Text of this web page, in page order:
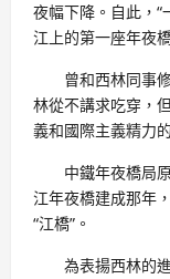
夜幅下降。自此，“
江上的第一座年夜
曾和西林同事
林從不講求吃穿，
義和國際主義精力的
中鐵年夜橋局
江年夜橋建成那年，
“江橋”。
為表揚西林的